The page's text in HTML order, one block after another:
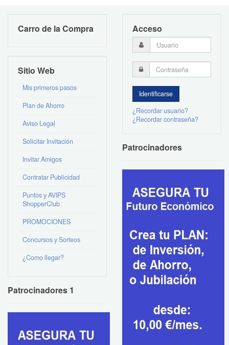
Carro de la Compra
Sitio Web
Mis primeros pasos
Plan de Ahorro
Aviso Legal
Solicitar Invitación
Invitar Amigos
Contratar Publicidad
Puntos y AVIPS
ShopperClub
PROMOCIONES
Concursos y Sorteos
¿Como llegar?
Patrocinadores 1
Acceso
¿Recordar usuario?
¿Recordar contraseña?
Patrocinadores